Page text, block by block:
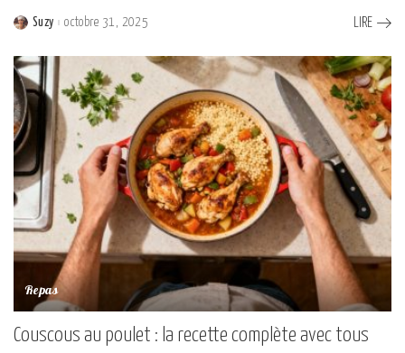
Posted
Suzy octobre 31, 2025 LIRE
Repas
Couscous au poulet : la recette complète avec tous